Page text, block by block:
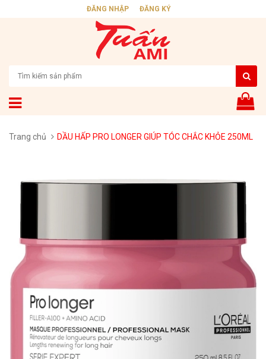
ĐĂNG NHẬP ĐĂNG KÝ
Trang chủ DẦU HẤP PRO LONGER GIÚP TÓC CHẮC KHỎE 250ML